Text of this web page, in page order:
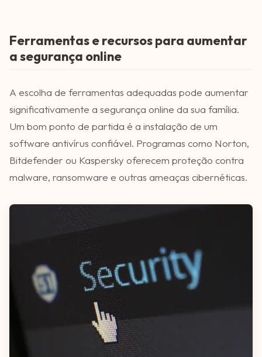
Ferramentas e recursos para aumentar
a segurança online
A escolha de ferramentas adequadas pode aumentar
significativamente a segurança online da sua família.
Um bom ponto de partida é a instalação de um
software antivírus confiável. Programas como Norton,
Bitdefender ou Kaspersky oferecem proteção contra
malware, ransomware e outras ameaças cibernéticas.